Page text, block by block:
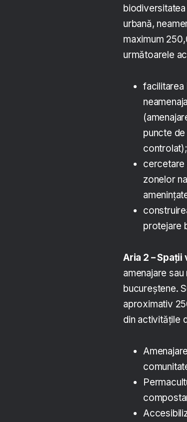
urbană,
maximum
următoarele
facilitarea
puncte
controlat);
cercetare
zonelor
protejare
Aria 2 –
amenajare
bucureștene.
aproximativ
din activitățile